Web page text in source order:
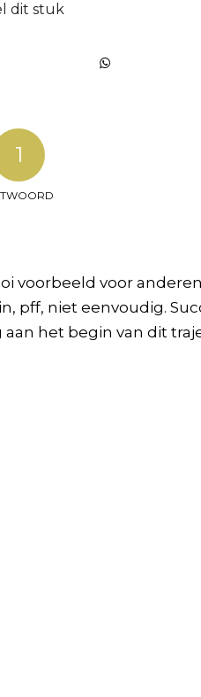
dit stuk
1
voorbeeld voor
pff, niet eenvoudig.
aan het begin van dit